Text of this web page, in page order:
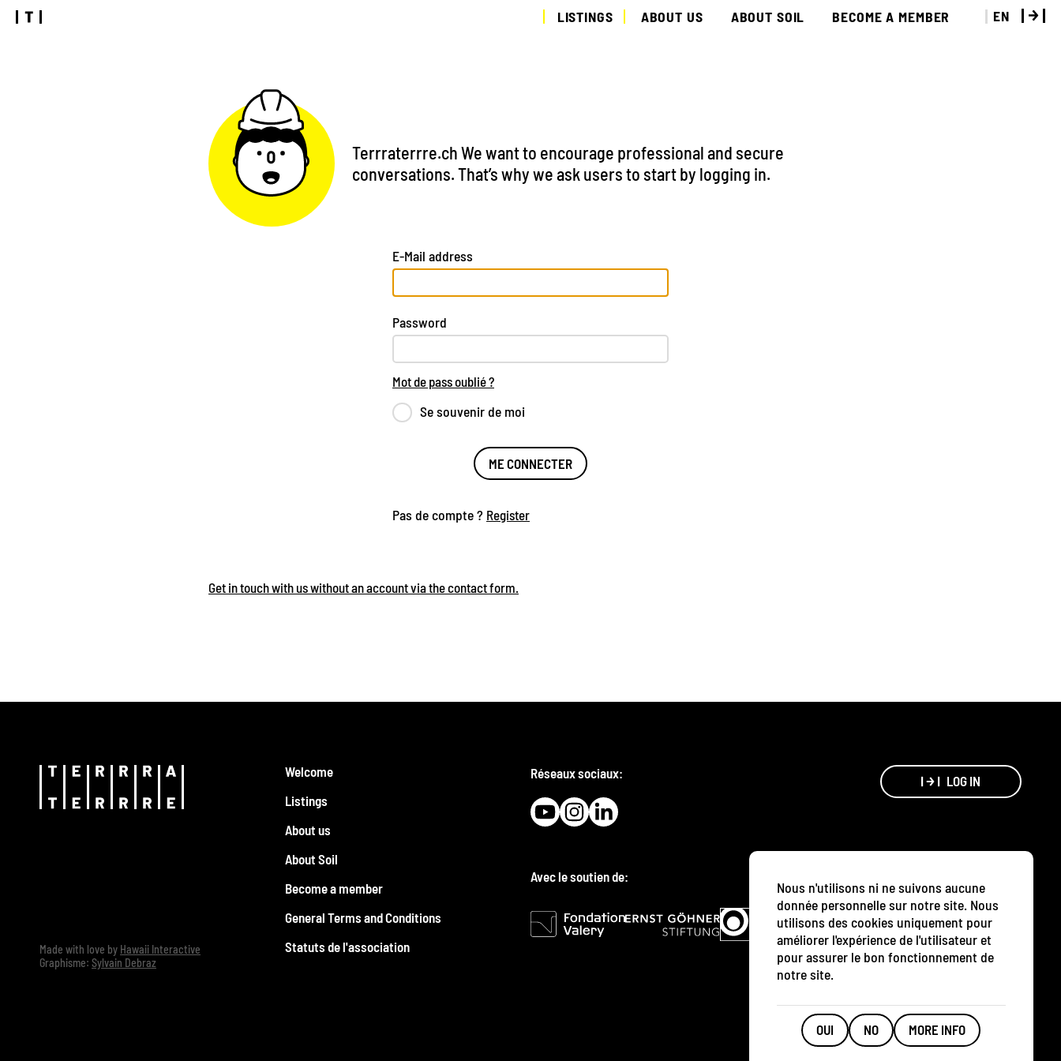
LISTINGS ABOUT US ABOUT SOIL BECOME A MEMBER EN
Terrraterrre.ch We want to encourage professional and secure
conversations. That’s why we ask users to start by logging in.
E-Mail address
Password
Mot de pass oublié ?
Se souvenir de moi
ME CONNECTER
Pas de compte ? Register
Get in touch with us without an account via the contact form.
Nous n'utilisons ni ne suivons aucune
donnée personnelle sur notre site. Nous
utilisons des cookies uniquement pour
améliorer l'expérience de l'utilisateur et
pour assurer le bon fonctionnement de
notre site.
OUI NO MORE INFO
Welcome
Listings
About us
About Soil
Become a member
General Terms and Conditions
Statuts de l'association
Réseaux sociaux:
Avec le soutien de:
LOG IN
Made with love by Hawaii Interactive
Graphisme: Sylvain Debraz